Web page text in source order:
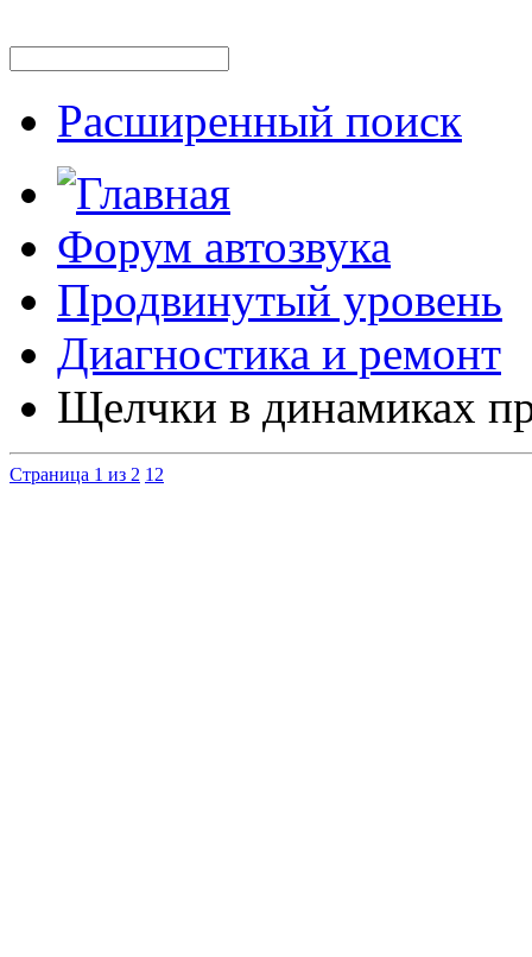
Расширенный поиск
Форум автозвука
Продвинутый уровень
Диагностика и ремонт
Щелчки в динамиках
Страница 1 из 2 1 2